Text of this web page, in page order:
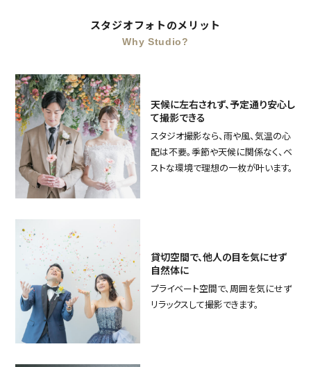
スタジオフォトのメリット
Why Studio?
天候に左右されず、予定通り安心し
て撮影できる
スタジオ撮影なら、雨や風、気温の心
配は不要。季節や天候に関係なく、ベ
ストな環境で理想の一枚が叶います。
貸切空間で、他人の目を気にせず
自然体に
プライベート空間で、周囲を気にせず
リラックスして撮影できます。